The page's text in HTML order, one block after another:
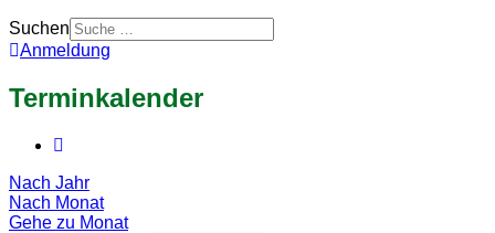
Suchen
Anmeldung
Terminkalender
Nach Jahr
Nach Monat
Gehe zu Monat